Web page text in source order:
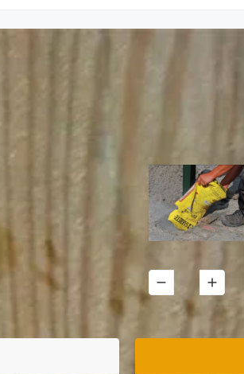
van je product. Via 'details' vind je meer